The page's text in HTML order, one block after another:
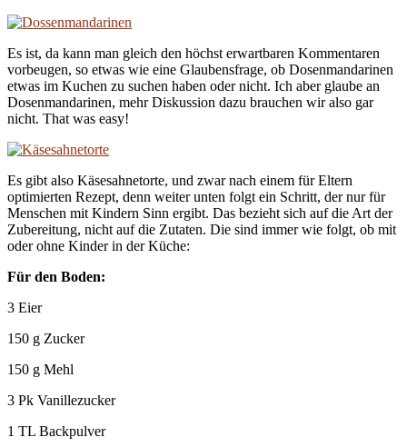
Es ist, da kann man gleich den höchst erwartbaren Kommentaren
vorbeugen, so etwas wie eine Glaubensfrage, ob Dosenmandarinen
etwas im Kuchen zu suchen haben oder nicht. Ich aber glaube an
Dosenmandarinen, mehr Diskussion dazu brauchen wir also gar
nicht. That was easy!
Es gibt also Käsesahnetorte, und zwar nach einem für Eltern
optimierten Rezept, denn weiter unten folgt ein Schritt, der nur für
Menschen mit Kindern Sinn ergibt. Das bezieht sich auf die Art der
Zubereitung, nicht auf die Zutaten. Die sind immer wie folgt, ob mit
oder ohne Kinder in der Küche:
Für den Boden:
3 Eier
150 g Zucker
150 g Mehl
3 Pk Vanillezucker
1 TL Backpulver